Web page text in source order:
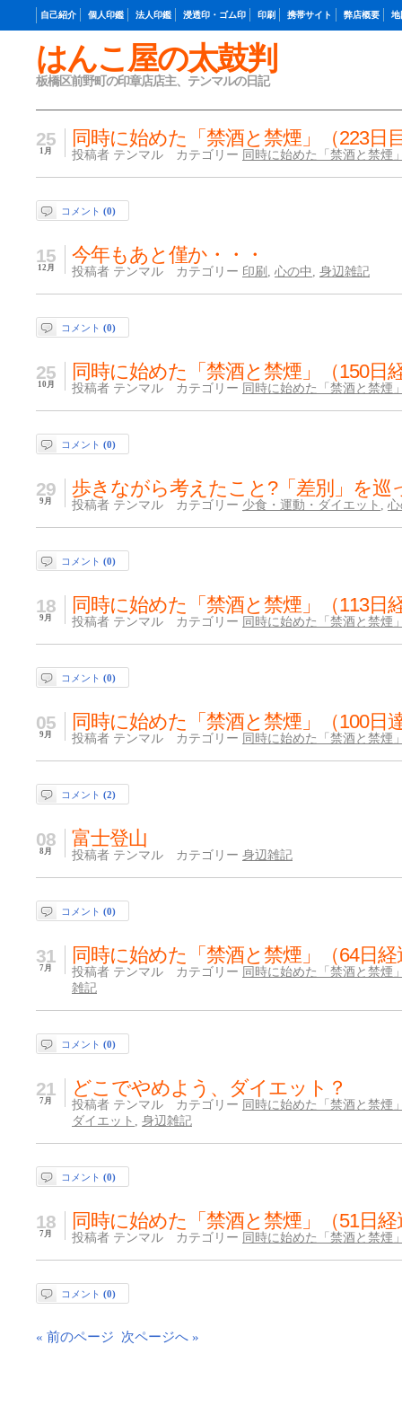
はんこ屋の太鼓判
板橋区前野町の印章店店主、テンマルの日記
自己紹介 個人印鑑 法人印鑑 浸透印・ゴム印 印刷 携帯サイト 弊店概要 地
同時に始めた「禁酒と禁煙」（223日
25
1月 投稿者 テンマル カテゴリー 同時に始めた「禁酒と禁煙
コメント (0)
今年もあと僅か・・・
15
12月 投稿者 テンマル カテゴリー 印刷 , 心の中 , 身辺雑記
コメント (0)
同時に始めた「禁酒と禁煙」（150日
25
10月 投稿者 テンマル カテゴリー 同時に始めた「禁酒と禁煙
コメント (0)
歩きながら考えたこと?「差別」を巡
29
9月 投稿者 テンマル カテゴリー 少食・運動・ダイエット ,
コメント (0)
同時に始めた「禁酒と禁煙」（113日
18
9月 投稿者 テンマル カテゴリー 同時に始めた「禁酒と禁煙
コメント (0)
同時に始めた「禁酒と禁煙」（100日
05
9月 投稿者 テンマル カテゴリー 同時に始めた「禁酒と禁煙
コメント (2)
富士登山
08
8月 投稿者 テンマル カテゴリー 身辺雑記
コメント (0)
同時に始めた「禁酒と禁煙」（64日経
31
7月 投稿者 テンマル カテゴリー 同時に始めた「禁酒と禁煙
雑記
コメント (0)
どこでやめよう、ダイエット？
21
7月 投稿者 テンマル カテゴリー 同時に始めた「禁酒と禁煙
ダイエット , 身辺雑記
コメント (0)
同時に始めた「禁酒と禁煙」（51日経
18
7月 投稿者 テンマル カテゴリー 同時に始めた「禁酒と禁煙
コメント (0)
« 前のページ 次ページへ »